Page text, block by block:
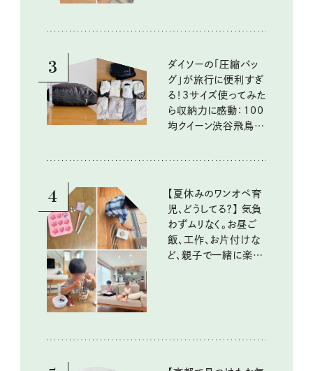
3
ダイソーの「圧縮バッ
グ」が旅行に便利すぎ
る！3サイズ使ってみた
ら収納力に感動：100
均クイーン渋谷飛鳥の
4
【夏休みのワンオペ育
児、どうしてる？】 気負
わずムリなく。お昼ご
飯、工作、お片付けな
ど、親子で一緒に楽し